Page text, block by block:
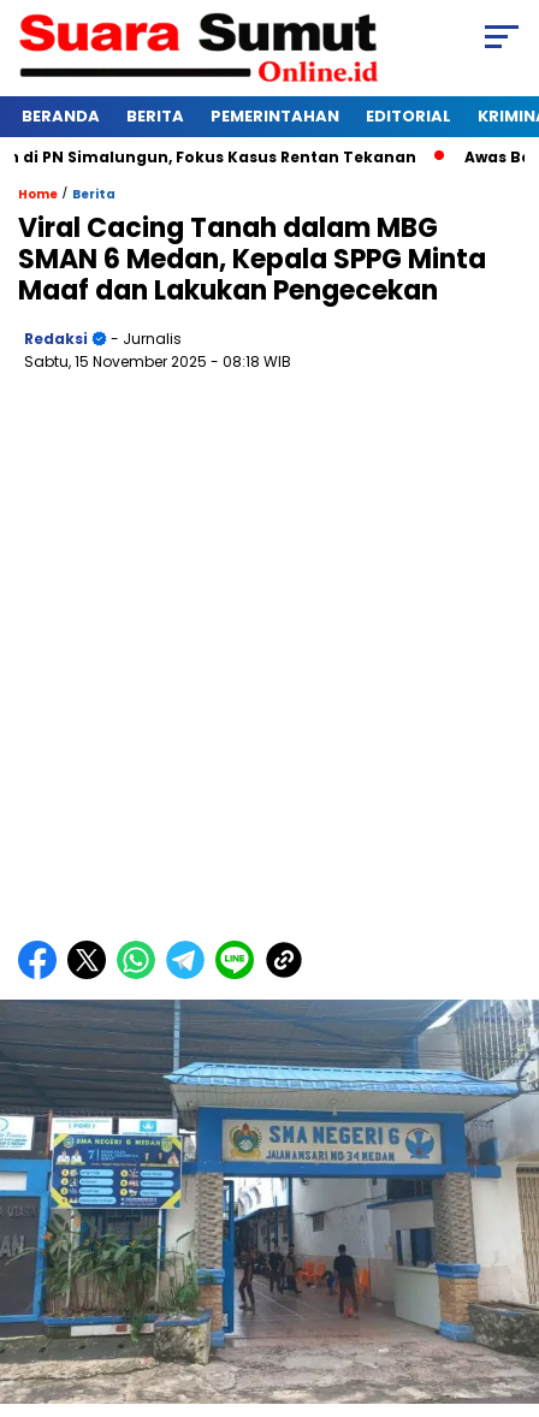
BERANDA BERITA PEMERINTAHAN EDITORIAL
Simalungun, Fokus Kasus Rentan Tekanan Awas
Home / Berita
Viral Cacing Tanah dalam MBG
SMAN 6 Medan, Kepala SPPG Minta
Maaf dan Lakukan Pengecekan
Redaksi
- Jurnalis
Sabtu, 15 November 2025 - 08:18 WIB